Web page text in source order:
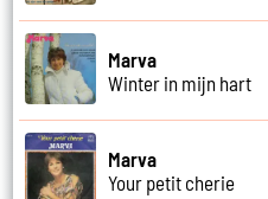
Marva
Winter in mijn hart
Marva
Your petit cherie